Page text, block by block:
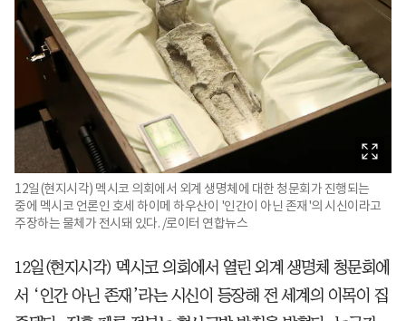
12일(현지시각) 멕시코 의회에서 외계 생명체에 대한 청문회가 진행되는
중에 멕시코 언론인 호세 하이메 하우산이 '인간이 아닌 존재'의 시신이라고
주장하는 물체가 전시돼 있다. /로이터 연합뉴스
12일(현지시각) 멕시코 의회에서 열린 외계 생명체 청문회에
서 ‘인간 아닌 존재’라는 시신이 등장해 전 세계의 이목이 집